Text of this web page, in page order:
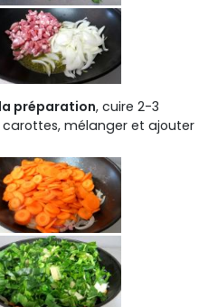
préparation, cuire 2-3
mélanger et ajouter